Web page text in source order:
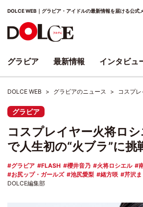
DOLCE WEB｜グラビア・アイドルの最新情報を届ける公式
DOLCE WEB グラビアのニュース コスプ
グラビア
コスプレイヤー火将ロ
で人生初の“火ブラ”に挑
グラビア FLASH 櫻井音乃 火将ロシエル
お尻ップ・ガールズ
池尻愛梨 緒方咲
芹沢
DOLCE編集部
グラビア 最新情報 インタビュ